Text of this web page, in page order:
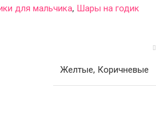
для мальчика, Шары на годик
Желтые, Коричневые